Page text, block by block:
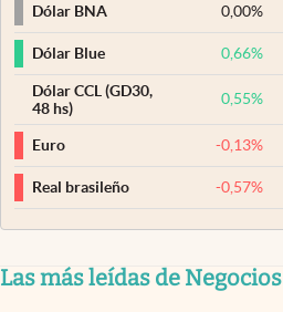
Dólar BNA
0,00%
Dólar Blue 0,66%
Dólar CCL (GD30,
48 hs)
0,55%
Euro -0,13%
Real brasileño -0,57%
Las más leídas de Negocios